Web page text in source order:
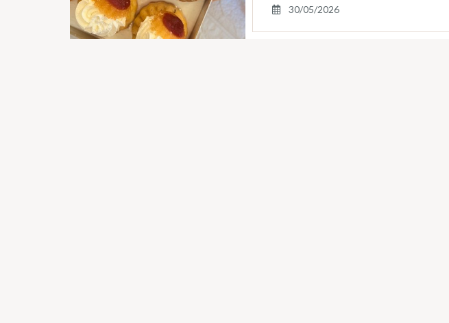
30/05/2026